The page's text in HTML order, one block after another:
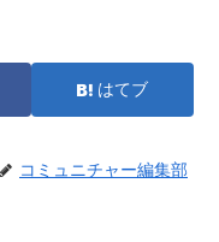
はてブ
コミュニチャー編集部